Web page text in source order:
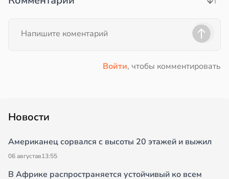
Войти, чтобы комментировать
Новости
Американец сорвался с высоты 20 этажей и выжил
06 августав13:55
В Африке распространяется устойчивый ко всем